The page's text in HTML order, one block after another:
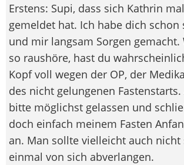
Erstens: Supi, dass sich Kathrin
gemeldet hat. Ich habe dich schon
und mir langsam Sorgen gemacht.
so raushöre, hast du
Kopf voll wegen der OP, der
des nicht gelungenen
bitte möglichst gelassen und
doch einfach meinem Fasten
an. Man sollte vielleicht auch nicht
einmal von sich abverlangen.